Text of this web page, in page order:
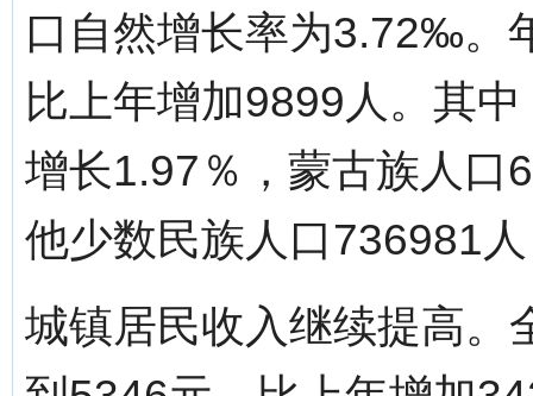
口自然增长率为3.72‰。
比上年增加9899人。其
增长1.97％，蒙古族人口
他少数民族人口736981
城镇居民收入继续提高。